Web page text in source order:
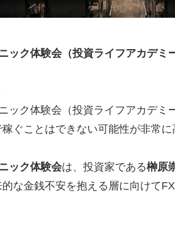
ック体験会（投資ライフアカデミー
ック体験会（投資ライフアカデミ
ぐことはできない可能性が非常に
ック体験会は、投資家である榊原
な金銭不安を抱える層に向けて